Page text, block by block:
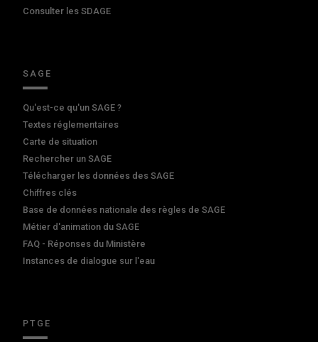
Consulter les SDAGE
SAGE
Qu'est-ce qu'un SAGE ?
Textes réglementaires
Carte de situation
Rechercher un SAGE
Télécharger les données des SAGE
Chiffres clés
Base de données nationale des règles de SAGE
Métier d'animation du SAGE
FAQ - Réponses du Ministère
Instances de dialogue sur l'eau
PTGE